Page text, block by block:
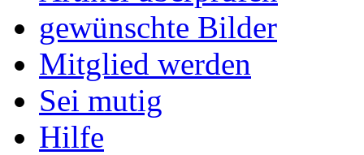
gewünschte Bilder
Mitglied werden
Sei mutig
Hilfe